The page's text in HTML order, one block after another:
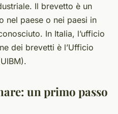
Il brevetto è un
nel paese o nei paesi in
In Italia, l’ufficio
dei brevetti è l’Ufficio
un primo passo